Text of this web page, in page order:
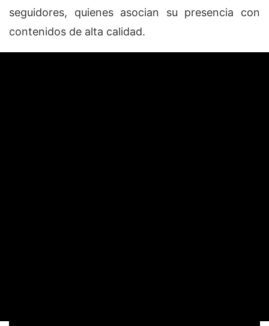
seguidores, quienes asocian su presencia con
contenidos de alta calidad.